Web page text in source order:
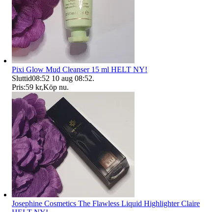
Pixi Glow Mud Cleanser 15 ml HELT NY!
Sluttid08:52 10 aug 08:52.
Pris:59 kr,Köp nu.
Josephine Cosmetics The Flawless Liquid Highlighter Claire